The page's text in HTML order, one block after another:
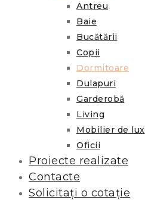
Antreu
Baie
Bucătării
Copii
Dormitoare
Dulapuri
Garderobă
Living
Mobilier de lux
Oficii
Proiecte realizate
Contacte
Solicitați o cotație